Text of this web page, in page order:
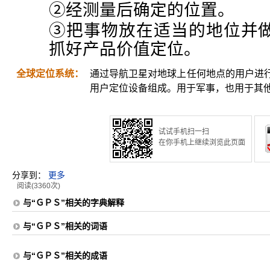
②经测量后确定的位置。
③把事物放在适当的地位并
抓好产品价值定位。
全球定位系统：
通过导航卫星对地球上任何地点的用户进
用户定位设备组成。用于军事，也用于其
试试手机扫一扫
在你手机上继续浏览此页面
分享到： 更多
阅读(3360次)
与“ＧＰＳ”相关的字典解释
与“ＧＰＳ”相关的词语
与“ＧＰＳ”相关的成语